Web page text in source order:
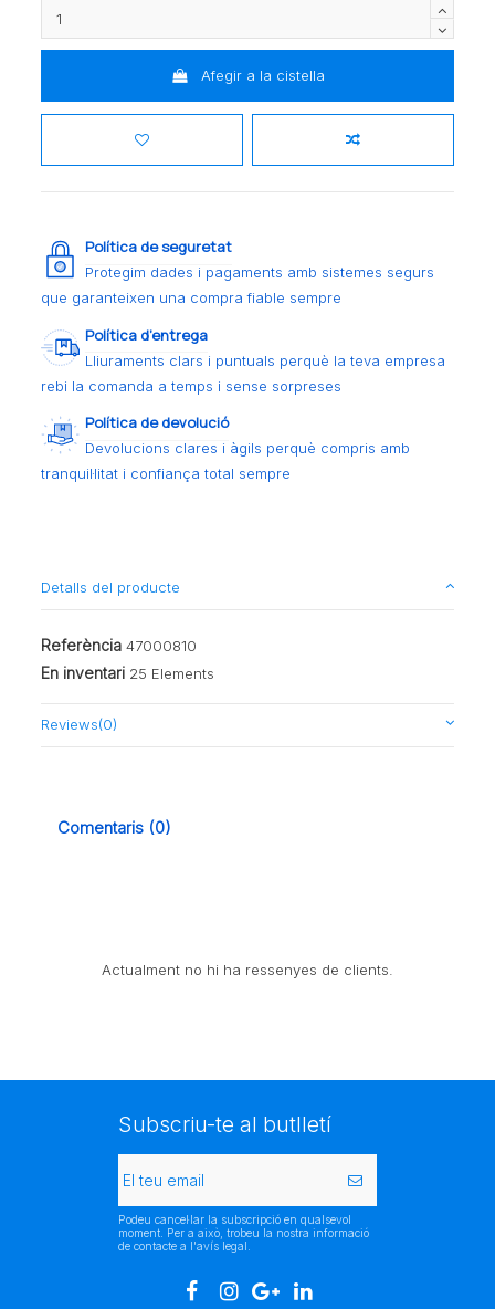
Afegir a la cistella
Política de seguretat
Protegim dades i pagaments amb sistemes segurs
que garanteixen una compra fiable sempre
Política d’entrega
Lliuraments clars i puntuals perquè la teva empresa
rebi la comanda a temps i sense sorpreses
Política de devolució
Devolucions clares i àgils perquè compris amb
tranquil·litat i confiança total sempre
Detalls del producte
Referència 47000810
En inventari 25 Elements
Reviews(0)
Comentaris (0)
Actualment no hi ha ressenyes de clients.
Subscriu-te al butlletí
Podeu cancel·lar la subscripció en qualsevol
moment. Per a això, trobeu la nostra informació
de contacte a l'avís legal.